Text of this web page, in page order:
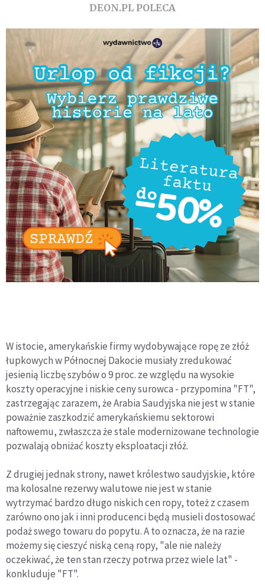
DEON.PL POLECA
W istocie, amerykańskie firmy wydobywające ropę ze złóż
łupkowych w Północnej Dakocie musiały zredukować
jesienią liczbę szybów o 9 proc. ze względu na wysokie
koszty operacyjne i niskie ceny surowca - przypomina "FT",
zastrzegając zarazem, że Arabia Saudyjska nie jest w stanie
poważnie zaszkodzić amerykańskiemu sektorowi
naftowemu, zwłaszcza że stale modernizowane technologie
pozwalają obniżać koszty eksploatacji złóż.
Z drugiej jednak strony, nawet królestwo saudyjskie, które
ma kolosalne rezerwy walutowe nie jest w stanie
wytrzymać bardzo długo niskich cen ropy, toteż z czasem
zarówno ono jak i inni producenci będą musieli dostosować
podaż swego towaru do popytu. A to oznacza, że na razie
możemy się cieszyć niską ceną ropy, "ale nie należy
oczekiwać, że ten stan rzeczy potrwa przez wiele lat" -
konkluduje "FT".